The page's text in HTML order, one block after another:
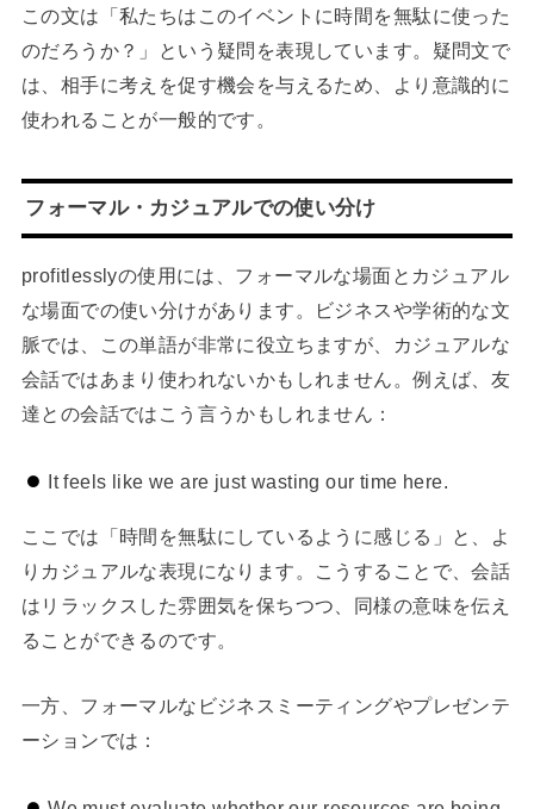
この文は「私たちはこのイベントに時間を無駄に使った
のだろうか？」という疑問を表現しています。疑問文で
は、相手に考えを促す機会を与えるため、より意識的に
使われることが一般的です。
フォーマル・カジュアルでの使い分け
profitlesslyの使用には、フォーマルな場面とカジュアル
な場面での使い分けがあります。ビジネスや学術的な文
脈では、この単語が非常に役立ちますが、カジュアルな
会話ではあまり使われないかもしれません。例えば、友
達との会話ではこう言うかもしれません：
It feels like we are just wasting our time here.
ここでは「時間を無駄にしているように感じる」と、よ
りカジュアルな表現になります。こうすることで、会話
はリラックスした雰囲気を保ちつつ、同様の意味を伝え
ることができるのです。
一方、フォーマルなビジネスミーティングやプレゼンテ
ーションでは：